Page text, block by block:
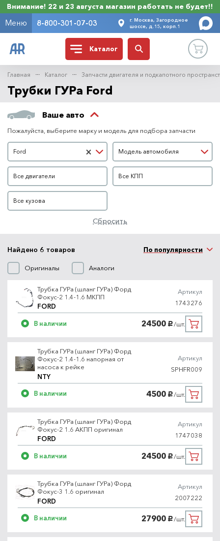
Внимание! 22 и 23 августа магазин работать не будет!!
Меню 8-800-301-07-03
г. Москва, Загородное
шоссе, д.15, корп.1
Каталог
Главная Каталог Запчасти двигателя и подкапотного
Трубки ГУРа Ford
Ваше авто
Пожалуйста, выберите марку и модель для подбора запчасти
Марка автомобиля
×
Ford
Модель автомобиля
Модель автомобиля
Двигатель
Все двигатели
КПП
Все КПП
Кузов
Все кузова
Сбросить
Найдено 6 товаров
Оригиналы Аналоги
По популярности
Трубка ГУРа (шланг ГУРа) Форд
Фокус-2 1.4-1.6 МКПП
FORD
Артикул
1743276
В наличии 24500 руб./шт.
Трубка ГУРа (шланг ГУРа) Форд
Фокус-2 1.4-1.6 напорная от
насоса к рейке
NTY
Артикул
SPHFR009
В наличии 4500 руб./шт.
Трубка ГУРа (шланг ГУРа) Форд
Фокус-2 1.6 АКПП оригинал
FORD
Артикул
1747038
В наличии 24500 руб./шт.
Трубка ГУРа (шланг ГУРа) Форд
Фокус-3 1.6 оригинал
FORD
Артикул
2007222
В наличии 27900 руб./шт.